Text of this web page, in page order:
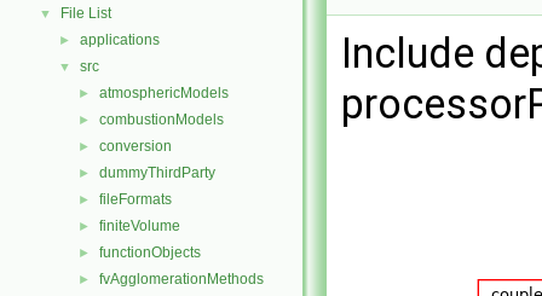
▼ File List
► applications
▼ src
► atmosphericModels
► combustionModels
► conversion
► dummyThirdParty
► fileFormats
► finiteVolume
► functionObjects
► fvAgglomerationMethods
Include